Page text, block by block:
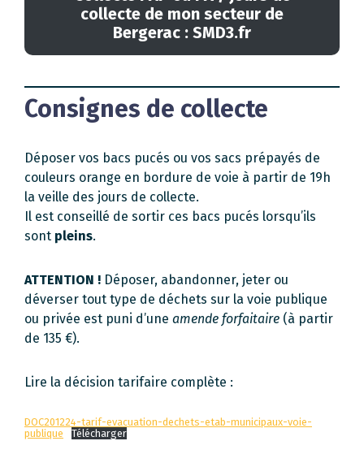
collecte de mon secteur de
Bergerac : SMD3.fr
Consignes de collecte
Déposer vos bacs pucés ou vos sacs prépayés de
couleurs orange en bordure de voie à partir de 19h
la veille des jours de collecte.
Il est conseillé de sortir ces bacs pucés lorsqu’ils
sont pleins.
ATTENTION ! Déposer, abandonner, jeter ou
déverser tout type de déchets sur la voie publique
ou privée est puni d’une amende forfaitaire (à partir
de 135 €).
Lire la décision tarifaire complète :
DOC201224-tarif-evacuation-dechets-etab-municipaux-voie-
publique
Télécharger